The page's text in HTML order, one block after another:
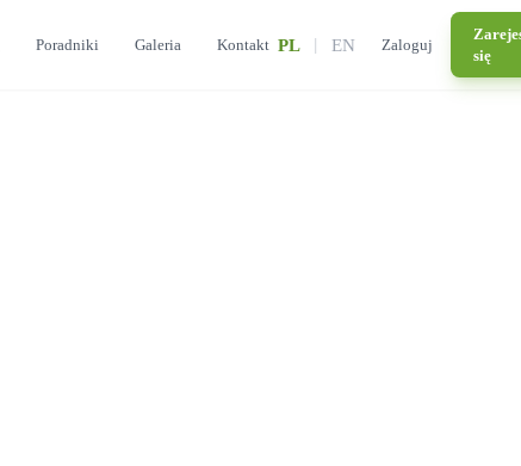
Poradniki Galeria Kontakt PL | EN Zaloguj
się